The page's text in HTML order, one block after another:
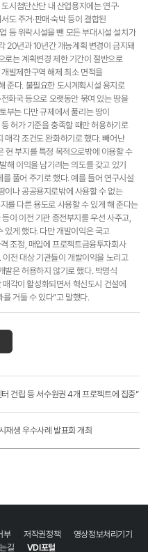
첨단산단 내 산업용지에는 연구·
도 주거·판매·숙박 등이 결합된
등 위락시설을 뺀 모든 부대시설 설치가
20년과 10년간 개능계획 변경이 금지돼
로는 계획변경 제한 기간이 절반으로
발제한구역 해제 최소 면적을
준다. 불필요한 도시계획시설 용지로
화국 등으로 오랫동안 묶여 있는 땅을
부는 다만 규제에서 풀리는 땅이
허가 기준을 충족할 때만 허용하기로
매각 조건도 완화하기로 했다. 빼어난
현 부지를 특정 목적으로밖에 이용할 수
해 이익을 남기려는 의도를 갖고 있기
풀어 주기로 했다. 예를 들어 연구시설
이나 공공용지로밖에 사용할 수 없는
를 다른 용도로 사용할 수 있게 해 준다는
이 이전 기관 종전부지를 우선 사주고,
있게 했다. 다만 개발이익은 국고
조정, 매입에 프로젝트금융투자회사
전 대상 기관들이 개발이익을 노리고
발은 허용하지 않기로 했다. 박명식
각이 활성화되면서 혁신도시 건설에
거둘 수 있다”고 말했다.
터 건립 등 서수원권 4개 프로젝트에 집중”
재생 우수사례 발표회 개최
부 저작권정책
영상정보처리기기
길 VDI포털